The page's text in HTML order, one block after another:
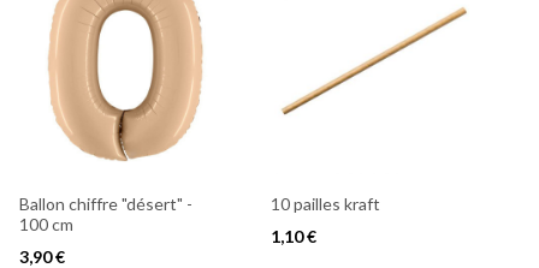
Ballon chiffre "désert" -
100 cm
3,90 €
10 pailles kraft
1,10 €